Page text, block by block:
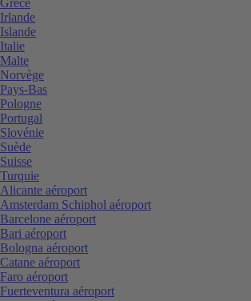
Irlande
Islande
Italie
Malte
Norvège
Pays-Bas
Pologne
Portugal
Slovénie
Suède
Suisse
Turquie
Alicante aéroport
Amsterdam Schiphol aéroport
Barcelone aéroport
Bari aéroport
Bologna aéroport
Catane aéroport
Faro aéroport
Fuerteventura aéroport